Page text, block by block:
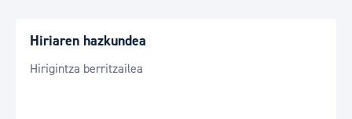
Hiriaren hazkundea
Hirigintza berritzailea